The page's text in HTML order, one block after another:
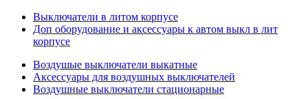
Выключатели в литом корпусе
Доп оборудование и аксессуары к автом выкл в лит
корпусе
Воздушые выключатели выкатные
Аксессуары для воздушных выключателей
Воздушные выключатели стационарные